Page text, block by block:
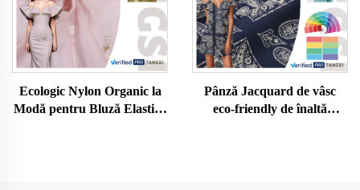
Ecologic Nylon Organic la
Modă pentru Bluză Elastică
Pânză Jacquard de vâsc
eco-friendly de înaltă